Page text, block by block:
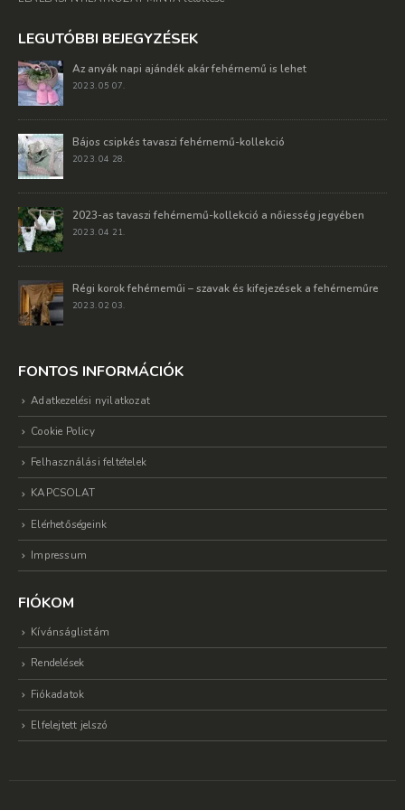
LEGUTÓBBI BEJEGYZÉSEK
Az anyák napi ajándék akár fehérnemű is lehet
2023. 05 07.
Bájos csipkés tavaszi fehérnemű-kollekció
2023. 04 28.
2023-as tavaszi fehérnemű-kollekció a nőiesség jegyében
2023. 04 21.
Régi korok fehérneműi – szavak és kifejezések a fehérneműre
2023. 02 03.
FONTOS INFORMÁCIÓK
Adatkezelési nyilatkozat
Cookie Policy
Felhasználási feltételek
KAPCSOLAT
Elérhetőségeink
Impressum
FIÓKOM
Kívánságlistám
Rendelések
Fiókadatok
Elfelejtett jelszó